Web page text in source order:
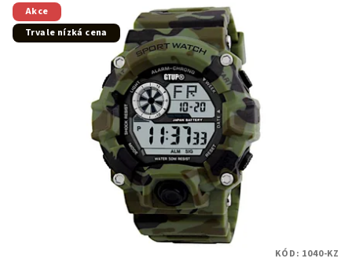
5
hvězdiček.
Akce
Trvale nízká cena
KÓD: 1040-KZ